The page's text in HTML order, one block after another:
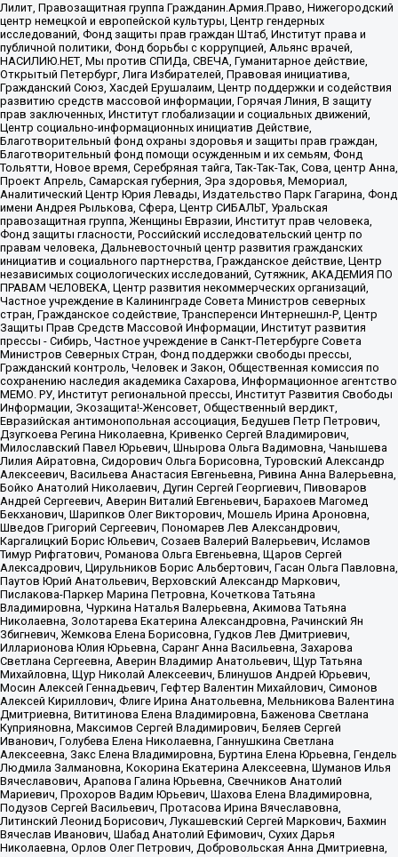
Лилит, Правозащитная группа Гражданин.Армия.Право, Нижегородский
центр немецкой и европейской культуры, Центр гендерных
исследований, Фонд защиты прав граждан Штаб, Институт права и
публичной политики, Фонд борьбы с коррупцией, Альянс врачей,
НАСИЛИЮ.НЕТ, Мы против СПИДа, СВЕЧА, Гуманитарное действие,
Открытый Петербург, Лига Избирателей, Правовая инициатива,
Гражданский Союз, Хасдей Ерушалаим, Центр поддержки и содействия
развитию средств массовой информации, Горячая Линия, В защиту
прав заключенных, Институт глобализации и социальных движений,
Центр социально-информационных инициатив Действие,
Благотворительный фонд охраны здоровья и защиты прав граждан,
Благотворительный фонд помощи осужденным и их семьям, Фонд
Тольятти, Новое время, Серебряная тайга, Так-Так-Так, Сова, центр Анна,
Проект Апрель, Самарская губерния, Эра здоровья, Мемориал,
Аналитический Центр Юрия Левады, Издательство Парк Гагарина, Фонд
имени Андрея Рылькова, Сфера, Центр СИБАЛЬТ, Уральская
правозащитная группа, Женщины Евразии, Институт прав человека,
Фонд защиты гласности, Российский исследовательский центр по
правам человека, Дальневосточный центр развития гражданских
инициатив и социального партнерства, Гражданское действие, Центр
независимых социологических исследований, Сутяжник, АКАДЕМИЯ ПО
ПРАВАМ ЧЕЛОВЕКА, Центр развития некоммерческих организаций,
Частное учреждение в Калининграде Совета Министров северных
стран, Гражданское содействие, Трансперенси Интернешнл-Р, Центр
Защиты Прав Средств Массовой Информации, Институт развития
прессы - Сибирь, Частное учреждение в Санкт-Петербурге Совета
Министров Северных Стран, Фонд поддержки свободы прессы,
Гражданский контроль, Человек и Закон, Общественная комиссия по
сохранению наследия академика Сахарова, Информационное агентство
МЕМО. РУ, Институт региональной прессы, Институт Развития Свободы
Информации, Экозащита!-Женсовет, Общественный вердикт,
Евразийская антимонопольная ассоциация, Бедушев Петр Петрович,
Дзугкоева Регина Николаевна, Кривенко Сергей Владимирович,
Милославский Павел Юрьевич, Шнырова Ольга Вадимовна, Чанышева
Лилия Айратовна, Сидорович Ольга Борисовна, Туровский Александр
Алексеевич, Васильева Анастасия Евгеньевна, Ривина Анна Валерьевна,
Бойко Анатолий Николаевич, Дугин Сергей Георгиевич, Пивоваров
Андрей Сергеевич, Аверин Виталий Евгеньевич, Барахоев Магомед
Бекханович, Шарипков Олег Викторович, Мошель Ирина Ароновна,
Шведов Григорий Сергеевич, Пономарев Лев Александрович,
Каргалицкий Борис Юльевич, Созаев Валерий Валерьевич, Исламов
Тимур Рифгатович, Романова Ольга Евгеньевна, Щаров Сергей
Алексадрович, Цирульников Борис Альбертович, Гасан Ольга Павловна,
Паутов Юрий Анатольевич, Верховский Александр Маркович,
Пислакова-Паркер Марина Петровна, Кочеткова Татьяна
Владимировна, Чуркина Наталья Валерьевна, Акимова Татьяна
Николаевна, Золотарева Екатерина Александровна, Рачинский Ян
Збигневич, Жемкова Елена Борисовна, Гудков Лев Дмитриевич,
Илларионова Юлия Юрьевна, Саранг Анна Васильевна, Захарова
Светлана Сергеевна, Аверин Владимир Анатольевич, Щур Татьяна
Михайловна, Щур Николай Алексеевич, Блинушов Андрей Юрьевич,
Мосин Алексей Геннадьевич, Гефтер Валентин Михайлович, Симонов
Алексей Кириллович, Флиге Ирина Анатольевна, Мельникова Валентина
Дмитриевна, Вититинова Елена Владимировна, Баженова Светлана
Куприяновна, Максимов Сергей Владимирович, Беляев Сергей
Иванович, Голубева Елена Николаевна, Ганнушкина Светлана
Алексеевна, Закс Елена Владимировна, Буртина Елена Юрьевна, Гендель
Людмила Залмановна, Кокорина Екатерина Алексеевна, Шуманов Илья
Вячеславович, Арапова Галина Юрьевна, Свечников Анатолий
Мариевич, Прохоров Вадим Юрьевич, Шахова Елена Владимировна,
Подузов Сергей Васильевич, Протасова Ирина Вячеславовна,
Литинский Леонид Борисович, Лукашевский Сергей Маркович, Бахмин
Вячеслав Иванович, Шабад Анатолий Ефимович, Сухих Дарья
Николаевна, Орлов Олег Петрович, Добровольская Анна Дмитриевна,